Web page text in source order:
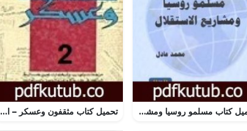
تحميل كتاب مسلمو روسيا ومشاريع الإستقلال PDF تأليف محمد عادل مجانا [كامل] تحميل كتاب مثقفون وعسكر – الجزء الثاني PDF تأليف صلاح عيسى مجانا [كامل]